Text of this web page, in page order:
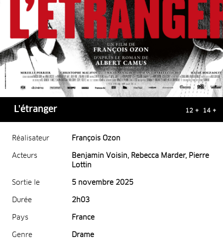
L'étranger 12 + 14 +
Réalisateur François Ozon
Acteurs
Benjamin Voisin, Rebecca Marder, Pierre
Lottin
Sortie le 5 novembre 2025
Durée 2h03
Pays France
Genre Drame